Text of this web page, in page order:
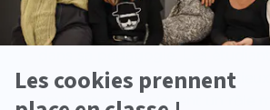
L’école de cinéma d’animation
une place centrale à la
sur des films collectifs
environnements jouent un rôle